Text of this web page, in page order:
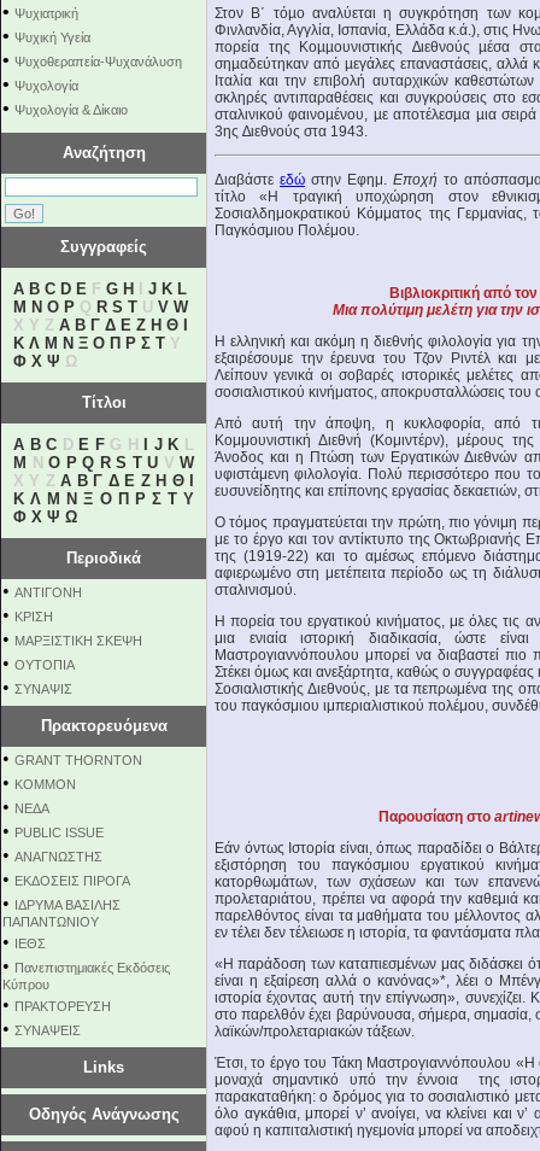
• Ψυχιατρική
• Ψυχική Υγεία
• Ψυχοθεραπεία-Ψυχανάλυση
• Ψυχολογία
• Ψυχολογία & Δίκαιο
Αναζήτηση
Συγγραφείς
A B C D E F G H J K L
M N O P Q R S T U V W
X Y Z Α Β Γ Δ Ε Ζ Η Θ
Κ Λ Μ Ν Ξ Ο Π Ρ Σ Τ Υ
Φ Χ Ψ Ω
Τίτλοι
A B C D E FG H J K L
M
N O P Q R S T U V W
X Y ZΑ Β Γ Δ Ε Ζ Η Θ
Κ Λ Μ Ν Ξ Ο Π Ρ Σ Τ Υ
Φ Χ Ψ Ω
Περιοδικά
• ΑΝΤΙΓΟΝΗ
• ΚΡΙΣΗ
• ΜΑΡΞΙΣΤΙΚΗ ΣΚΕΨΗ
• ΟΥΤΟΠΙΑ
• ΣΥΝΑΨΙΣ
Πρακτορευόμενα
• GRANT THORNTON
• KOMMON
• NEΔΑ
• PUBLIC ISSUE
• ΑΝΑΓΝΩΣΤΗΣ
• ΕΚΔΟΣΕΙΣ ΠΙΡΟΓΑ
• ΙΔΡΥΜΑ ΒΑΣΙΛΗΣ
ΠΑΠΑΝΤΩΝΙΟΥ
• ΙΕΘΣ
• Πανεπιστημιακές Εκδόσεις
Κύπρου
• ΠΡΑΚΤΟΡΕΥΣΗ
• ΣΥΝΑΨΕΙΣ
Links
Οδηγός Ανάγνωσης
Στον Β΄ τόµο αναλύεται η συγκρότηση των
Φινλανδία, Αγγλία, Ισπανία, Ελλάδα κ.ά.), στις
πορεία της Κοµµουνιστικής ∆ιεθνούς µέσα
σηµαδεύτηκαν από µεγάλες επαναστάσεις, αλλά
Ιταλία και την επιβολή αυταρχικών
σκληρές αντιπαραθέσεις και συγκρούσεις στο
σταλινικού φαινοµένου, µε αποτέλεσµα µια
3ης ∆ιεθνούς στα 1943.
Διαβάστε εδώ στην Εφημ. Εποχή το
τίτλο «Η τραγική υποχώρηση στον
Σοσιαλδημοκρατικού Κόμματος της
Παγκόσμιου Πολέμου.
Βιβλιοκριτική από
Μια πολύτιμη μελέτη για την
Η ελληνική και ακόμη η διεθνής φιλολογία για
εξαιρέσουμε την έρευνα του Τζον Ριντέλ και
Λείπουν γενικά οι σοβαρές ιστορικές μελέτες
σοσιαλιστικού κινήματος, αποκρυσταλλώσεις του
Από αυτή την άποψη, η κυκλοφορία, από
Κομμουνιστική Διεθνή (Κομιντέρν), μέρους
Άνοδος και η Πτώση των Εργατικών Διεθνών
υφιστάμενη φιλολογία. Πολύ περισσότερο που
ευσυνείδητης και επίπονης εργασίας δεκαετιών,
Ο τόμος πραγματεύεται την πρώτη, πιο γόνιμη
με το έργο και τον αντίκτυπο της Οκτωβριανής
της (1919-22) και το αμέσως επόμενο
αφιερωμένο στη μετέπειτα περίοδο ως τη
σταλινισμού.
Η πορεία του εργατικού κινήματος, με όλες τις
μια ενιαία ιστορική διαδικασία, ώστε
Μαστρογιαννόπουλου μπορεί να διαβαστεί
Στέκει όμως και ανεξάρτητα, καθώς ο
Σοσιαλιστικής Διεθνούς, με τα πεπρωμένα της
του παγκόσμιου ιμπεριαλιστικού πολέμου,
Παρουσίαση στο
Εάν όντως Ιστορία είναι, όπως παραδίδει ο
εξιστόρηση του παγκόσμιου εργατικού
κατορθωμάτων, των σχάσεων και των
προλεταριάτου, πρέπει να αφορά την καθεμιά
παρελθόντος είναι τα μαθήματα του
εν τέλει δεν τέλειωσε η ιστορία, τα φαντάσματα
«Η παράδοση των καταπιεσμένων μας διδάσκει
είναι η εξαίρεση αλλά ο κανόνας»*, λέει ο
ιστορία έχοντας αυτή την επίγνωση»,
στο παρελθόν έχει βαρύνουσα, σήμερα,
λαϊκών/προλεταριακών τάξεων.
Έτσι, το έργο του Τάκη Μαστρογιαννόπουλου «Η
μοναχά σημαντικό υπό την έννοια της
παρακαταθήκη: ο δρόμος για το σοσιαλιστικό
όλο αγκάθια, μπορεί ν’ ανοίγει, να κλείνει και
αφού η καπιταλιστική ηγεμονία μπορεί να